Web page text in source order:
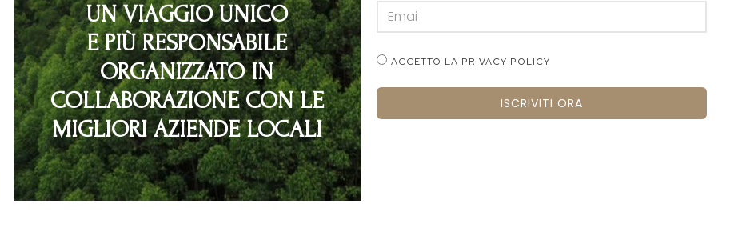
UN VIAGGIO UNICO
E PIÙ RESPONSABILE
ORGANIZZATO IN
COLLABORAZIONE CON LE
MIGLIORI AZIENDE LOCALI
ACCETTO LA PRIVACY POLICY
ISCRIVITI ORA